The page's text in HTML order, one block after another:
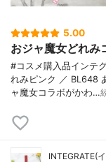
5.00
おジャ魔女どれ
#コスメ購入品インテ
れみピンク ／ BL648
ャ魔女コラボがかわ…
INTEGRATE(